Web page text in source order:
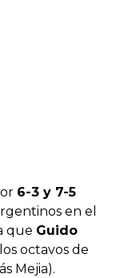
6-3 y 7-5
en el
que Guido
octavos de
Mejia).